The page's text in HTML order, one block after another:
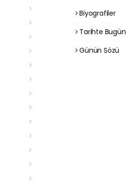
Biyografiler
Tarihte Bugün
Günün Sözü